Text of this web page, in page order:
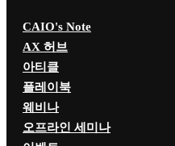
CAIO's Note
AX 허브
아티클
플레이북
웨비나
오프라인 세미나